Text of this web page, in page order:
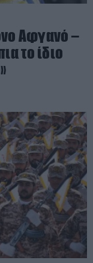
Αφγανό –
το ίδιο